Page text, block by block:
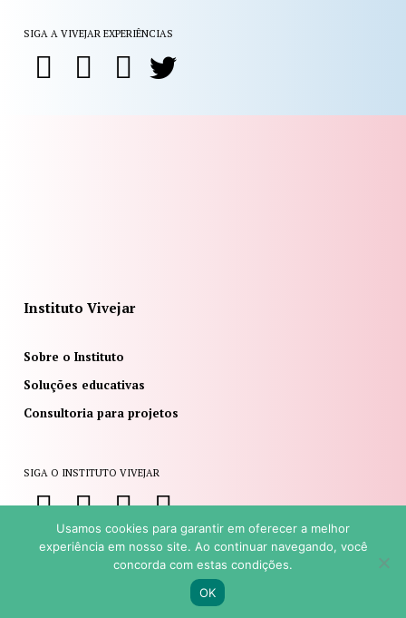
SIGA A VIVEJAR EXPERIÊNCIAS
Instituto Vivejar
Sobre o Instituto
Soluções educativas
Consultoria para projetos
SIGA O INSTITUTO VIVEJAR
© GRUPO VIVEJAR | SITE PORNAÇÃODESIGN
PRIVACIDADE
Usamos cookies para garantir em oferecer a melhor
experiência em nosso site. Ao continuar navegando, você
concorda com estas condições.
OK